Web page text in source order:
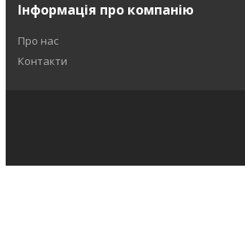
Інформація про компанію
Про нас
Контакти